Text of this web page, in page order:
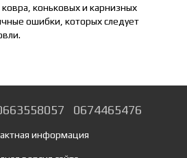
коньковых и карнизных
ошибки, которых следует
0674465476
информация